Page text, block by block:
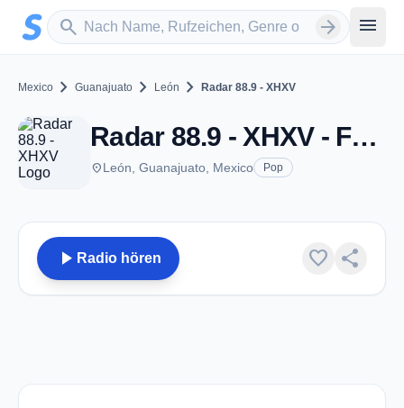
Zum Hauptinhalt springen
search
Sender suchen arrow_forward menu
Mexico chevron_right Guanajuato chevron_right León chevron_right Radar 88.9 - XHXV
Radar 88.9 - XHXV - FM 88.9 - León, GT
placeLeón, Guanajuato, Mexico Pop
play_arrow Radio hören favorite share